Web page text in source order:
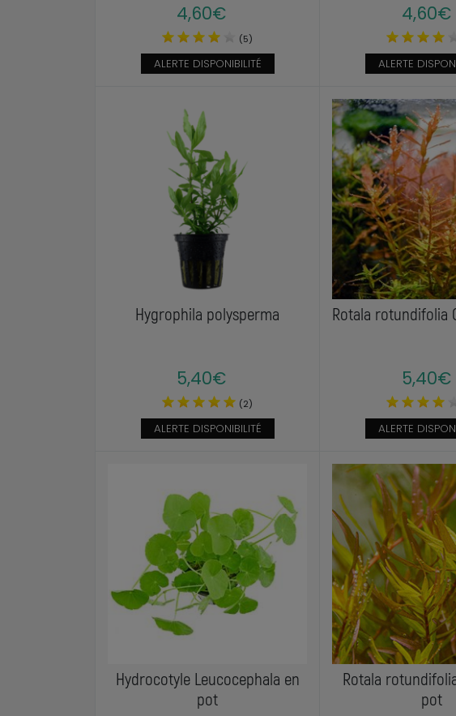
4,60€
(5)
ALERTE DISPONIBILITÉ
4,60€
ALERTE
Hygrophila polysperma
5,40€
(2)
ALERTE DISPONIBILITÉ
Rotala rotundifolia
5,40€
ALERTE
Hydrocotyle Leucocephala en
pot
Rotala
pot